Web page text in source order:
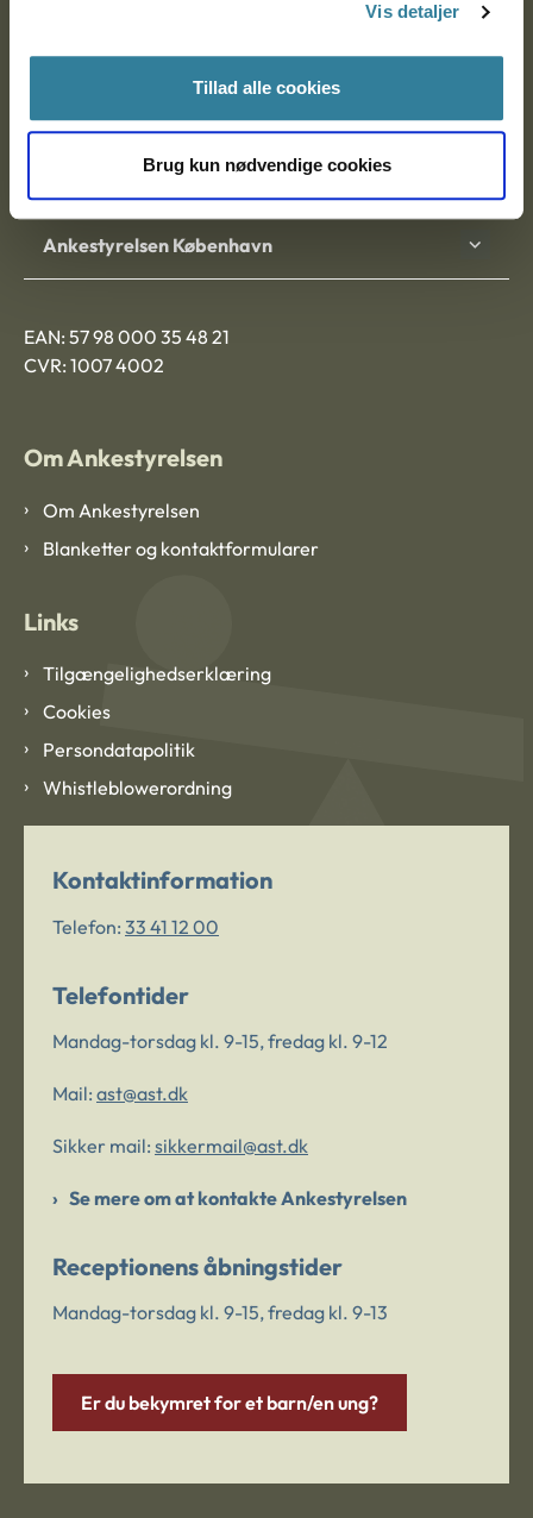
Vis detaljer
Tillad alle cookies
Brug kun nødvendige cookies
Nytorv 7, 2. sal
Ankestyrelsen Aalborg
Ankestyrelsen København
EAN: 57 98 000 35 48 21
CVR: 1007 4002
Om Ankestyrelsen
Om Ankestyrelsen
Blanketter og kontaktformularer
Links
Tilgængelighedserklæring
Cookies
Persondatapolitik
Whistleblowerordning
Kontaktinformation
Telefon: 33 41 12 00
Telefontider
Mandag-torsdag kl. 9-15, fredag kl. 9-12
Mail: ast@ast.dk
Sikker mail: sikkermail@ast.dk
Se mere om at kontakte Ankestyrelsen
Receptionens åbningstider
Mandag-torsdag kl. 9-15, fredag kl. 9-13
Er du bekymret for et barn/en ung?